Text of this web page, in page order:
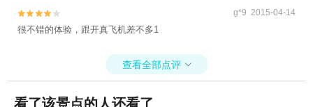

 g*9 2015-04-14
很不错的体验，跟开真飞机差不多1
查看全部点评 
看了该景点的人还看了